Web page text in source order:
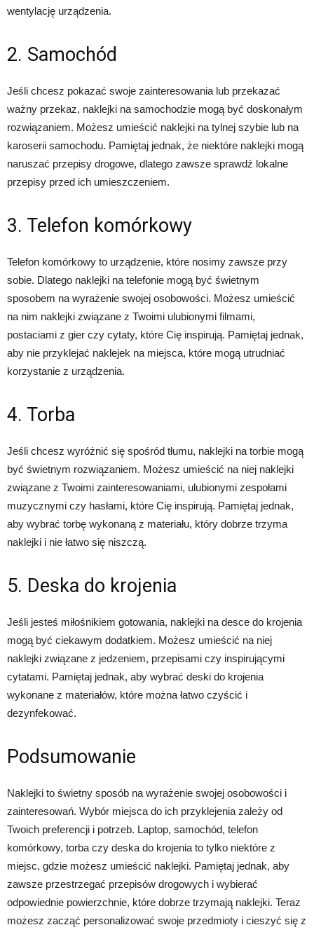
wentylację urządzenia.
2. Samochód
Jeśli chcesz pokazać swoje zainteresowania lub przekazać
ważny przekaz, naklejki na samochodzie mogą być doskonałym
rozwiązaniem. Możesz umieścić naklejki na tylnej szybie lub na
karoserii samochodu. Pamiętaj jednak, że niektóre naklejki mogą
naruszać przepisy drogowe, dlatego zawsze sprawdź lokalne
przepisy przed ich umieszczeniem.
3. Telefon komórkowy
Telefon komórkowy to urządzenie, które nosimy zawsze przy
sobie. Dlatego naklejki na telefonie mogą być świetnym
sposobem na wyrażenie swojej osobowości. Możesz umieścić
na nim naklejki związane z Twoimi ulubionymi filmami,
postaciami z gier czy cytaty, które Cię inspirują. Pamiętaj jednak,
aby nie przyklejać naklejek na miejsca, które mogą utrudniać
korzystanie z urządzenia.
4. Torba
Jeśli chcesz wyróżnić się spośród tłumu, naklejki na torbie mogą
być świetnym rozwiązaniem. Możesz umieścić na niej naklejki
związane z Twoimi zainteresowaniami, ulubionymi zespołami
muzycznymi czy hasłami, które Cię inspirują. Pamiętaj jednak,
aby wybrać torbę wykonaną z materiału, który dobrze trzyma
naklejki i nie łatwo się niszczą.
5. Deska do krojenia
Jeśli jesteś miłośnikiem gotowania, naklejki na desce do krojenia
mogą być ciekawym dodatkiem. Możesz umieścić na niej
naklejki związane z jedzeniem, przepisami czy inspirującymi
cytatami. Pamiętaj jednak, aby wybrać deski do krojenia
wykonane z materiałów, które można łatwo czyścić i
dezynfekować.
Podsumowanie
Naklejki to świetny sposób na wyrażenie swojej osobowości i
zainteresowań. Wybór miejsca do ich przyklejenia zależy od
Twoich preferencji i potrzeb. Laptop, samochód, telefon
komórkowy, torba czy deska do krojenia to tylko niektóre z
miejsc, gdzie możesz umieścić naklejki. Pamiętaj jednak, aby
zawsze przestrzegać przepisów drogowych i wybierać
odpowiednie powierzchnie, które dobrze trzymają naklejki. Teraz
możesz zacząć personalizować swoje przedmioty i cieszyć się z